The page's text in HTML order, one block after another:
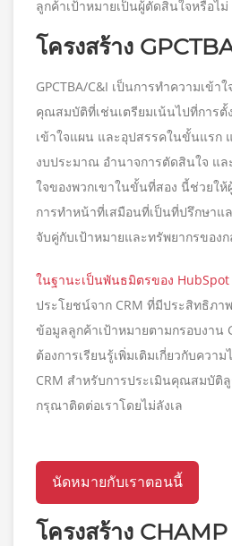
ลูกค้าเป้าหมายเป็นผู้ตัดสินใจหรือไม่
โครงสร้าง
GPCTBA/C&I เป็นการทำความเข้า
คุณสมบัติที่เช่นเตรียมเน้นไปที่การตั้
เข้าใจแผน และอุปสรรคในขั้นแรก
งบประมาณ อำนาจการตัดสินใจ แ
ใจของพวกเขาในขั้นที่สอง นี้ช่วยใ
การทำหน้าที่เสมือนที่เป็นที่ปรึกษาแ
จับคู่กับเป้าหมายและทรัพยากรของ
ในฐานะเป็นพันธมิตรของ HubSpot
ประโยชน์จาก CRM ที่มีประสิทธิภา
ข้อมูลลูกค้าเป้าหมายตามกรอบงาน
ต้องการเรียนรู้เพิ่มเติมเกี่ยวกับควา
CRM สำหรับการประเมินคุณสมบัติ
กรุณาติดต่อเราโดยไม่ลังเล
นัดหมายกับเราตอนนี้
โครงสร้าง CHAMP